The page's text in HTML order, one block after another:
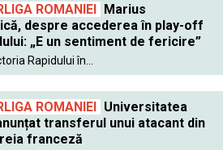
ROMANIEI Marius
despre accederea în play-off
„E un sentiment de fericire”
Rapidului în...
ROMANIEI Universitatea
transferul unui atacant din
franceză